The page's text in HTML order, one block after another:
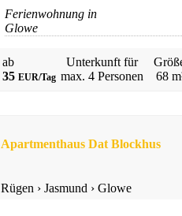
Ferienwohnung in
Glowe
ab
35 EUR/Tag
Unterkunft für
max. 4 Personen
68
Apartmenthaus Dat Blockhus
Rügen › Jasmund › Glowe